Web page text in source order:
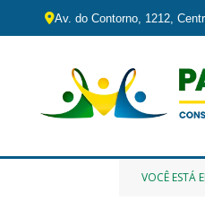
Av. do Contorno, 1212,
VOCÊ ESTÁ